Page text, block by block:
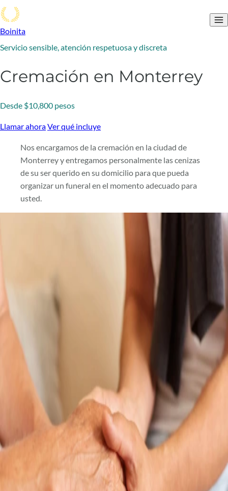
Boinita
Servicio sensible, atención respetuosa y discreta
Cremación en Monterrey
Desde $10,800 pesos
Llamar ahoraVer qué incluye
Nos encargamos de la cremación en la ciudad de
Monterrey y entregamos personalmente las cenizas
de su ser querido en su domicilio para que pueda
organizar un funeral en el momento adecuado para
usted.